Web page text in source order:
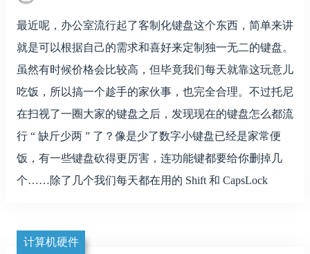
最近呢，办公室流行起了客制化键盘这个东西，简单来讲
就是可以根据自己的需求和喜好来定制独一无二的键盘。
虽然有时候价格会比较高，但毕竟我们每天就靠这玩意儿
吃饭，所以搞一个趁手的家伙事，也完全合理。不过托尼
在扫视了一圈大家的键盘之后，发现现在的键盘怎么都流
行 “ 缺斤少两 ” 了？像是少了数字小键盘已经是家常便
饭，有一些键盘砍得更厉害，连功能键都要给你删掉几
个……除了几个我们每天都在用的 Shift 和 CapsLock
计算机硬件